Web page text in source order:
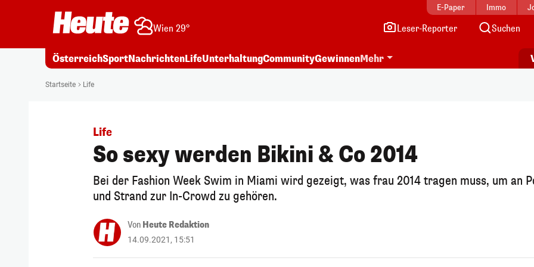
E-Paper Immo
Wien 29° Leser-Reporter Suchen
ÖsterreichSportNachrichtenLifeUnterhaltungCommunityGewinnenMehr
Startseite Life
Life
So sexy werden Bikini & Co 2014
Bei der Fashion Week Swim in Miami wird gezeigt, was frau 2014 tragen muss, um an
und Strand zur In-Crowd zu gehören.
Von Heute Redaktion
14.09.2021, 15:51